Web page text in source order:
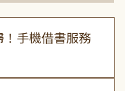
！手機借書服務